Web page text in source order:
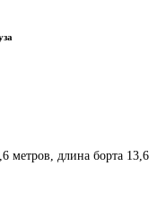
метров, длина борта 13,6